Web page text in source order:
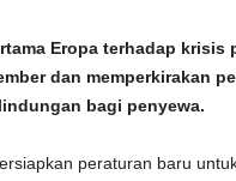
Eropa terhadap krisis
dan memperkirakan
bagi penyewa.
peraturan baru